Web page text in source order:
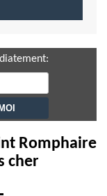
Romphaire
cher